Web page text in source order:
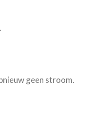
geen stroom.